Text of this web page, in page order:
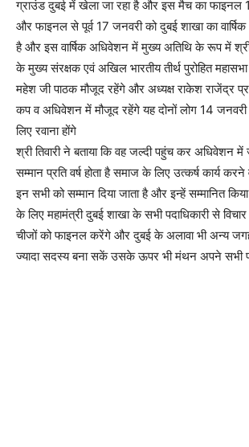
ग्राउंड दुबई में खेला जा रहा है और इस मैच का फाइनल
और फाइनल से पूर्व 17 जनवरी को दुबई शाखा का
है और इस वार्षिक अधिवेशन में मुख्य अतिथि के रूप में श्री
के मुख्य संरक्षक एवं अखिल भारतीय तीर्थ पुरोहित
महेश जी पाठक मौजूद रहेंगे और अध्यक्ष राकेश राजेंद्र
कप व अधिवेशन में मौजूद रहेंगे यह दोनों लोग 14
लिए रवाना होंगे
श्री तिवारी ने बताया कि वह जल्दी पहुंच कर अधिवेशन में
सम्मान प्रति वर्ष होता है समाज के लिए उत्कर्ष कार्य करने
इन सभी को सम्मान दिया जाता है और इन्हें सम्मानित
के लिए महामंत्री दुबई शाखा के सभी पदाधिकारी से
चीजों को फाइनल करेंगे और दुबई के अलावा भी अन्य
ज्यादा सदस्य बना सकें उसके ऊपर भी मंथन अपने सभी